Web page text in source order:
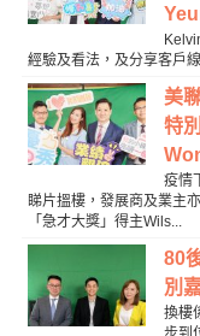
經驗及看法，及分享客戶
美
特
疫情
睇片搵樓，發展商及業主
「急才大獎」得主Wils...
80
別
換樓